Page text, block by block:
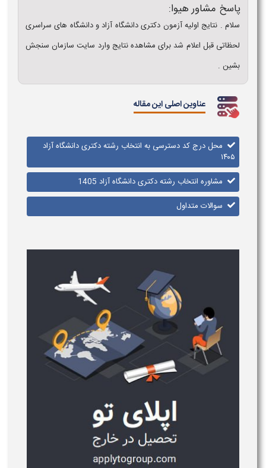
پاسخ مشاور هیوا:
سلام . نتایج اولیه آزمون دکتری دانشگاه آزاد و دانشگاه های سراسری
لحظاتی قبل اعلام شد برای مشاهده نتایج وارد سایت سازمان سنجش
بشین .
عناوین اصلی این مقاله
محل درج کد دسترسی به انتخاب رشته دکتری دانشگاه آزاد
۱۴۰۵
مشاوره انتخاب رشته دکتری دانشگاه آزاد 1405
سوالات متداول